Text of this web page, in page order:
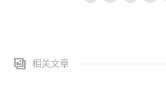
相关文章